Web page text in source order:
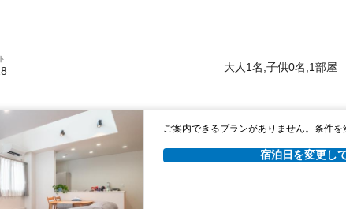
大人1名,子供0名,1部屋
ご案内できるプランがありません。条件を
宿泊日を変更し